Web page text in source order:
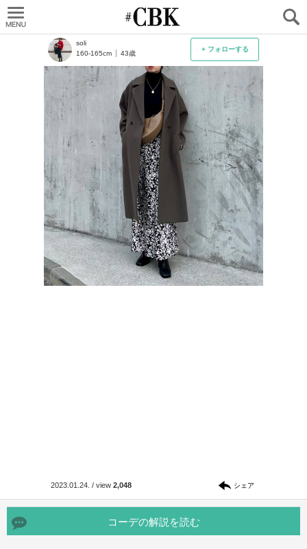
+ フォローする
soli
160-165cm
43歳
2023.01.24. / view 2,048 シェア
コーデの解説を読む